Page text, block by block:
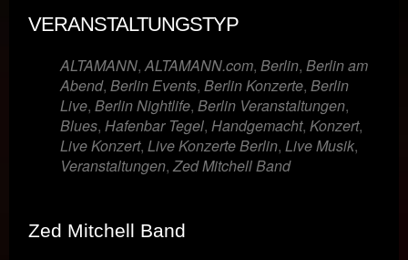
VERANSTALTUNGSTYP
ALTAMANN,ALTAMANN.com, Berlin, Berlin am
Abend, Berlin Events, Berlin Konzerte, Berlin
Live, Berlin Nightlife, Berlin Veranstaltungen,
Blues, Hafenbar Tegel, Handgemacht, Konzert,
Live Konzert, Live Konzerte Berlin, Live Musik,
Veranstaltungen,Zed Mitchell Band
Zed Mitchell Band